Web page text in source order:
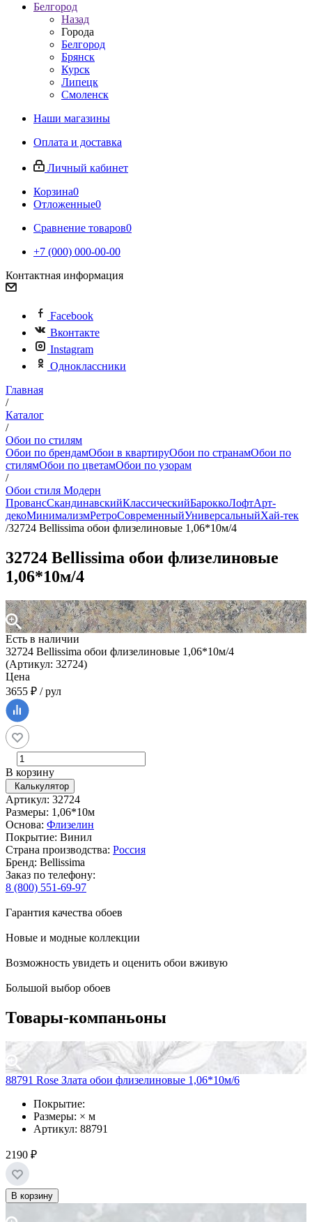
Белгород
Назад
Города
Белгород
Брянск
Курск
Липецк
Смоленск
Наши магазины
Оплата и доставка
Личный кабинет
Корзина0
Отложенные0
Сравнение товаров0
+7 (000) 000-00-00
Контактная информация
Facebook
Вконтакте
Instagram
Одноклассники
Главная
/
Каталог
/
Обои по стилям
Обои по брендамОбои в квартируОбои по странамОбои по
стилямОбои по цветамОбои по узорам
/
Обои стиля Модерн
ПровансСкандинавскийКлассическийБароккоЛофтАрт-
декоМинимализмРетроСовременныйУниверсальныйХай-тек
/32724 Bellissima обои флизелиновые 1,06*10м/4
32724 Bellissima обои флизелиновые
1,06*10м/4
Есть в наличии
32724 Bellissima обои флизелиновые 1,06*10м/4
(Артикул: 32724)
Цена
3655 ₽ / рул
В корзину
Калькулятор
Артикул: 32724
Размеры: 1,06*10м
Основа: Флизелин
Покрытие: Винил
Страна производства: Россия
Бренд: Bellissima
Заказ по телефону:
8 (800) 551-69-97
Гарантия качества обоев
Новые и модные коллекции
Возможность увидеть и оценить обои вживую
Большой выбор обоев
Товары-компаньоны
88791 Rose Злата обои флизелиновые 1,06*10м/6
Покрытие:
Размеры: × м
Артикул: 88791
2190 ₽
В корзину